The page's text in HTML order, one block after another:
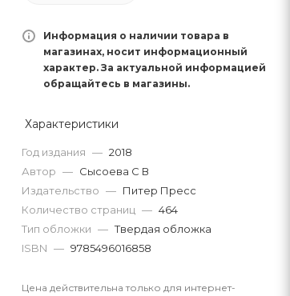
Информация о наличии товара в
магазинах, носит информационный
характер. За актуальной информацией
обращайтесь в магазины.
Характеристики
Год издания — 2018
Автор — Сысоева С В
Издательство — Питер Пресс
Количество страниц — 464
Тип обложки — Твердая обложка
ISBN — 9785496016858
Цена действительна только для интернет-